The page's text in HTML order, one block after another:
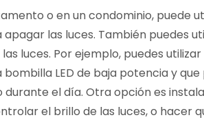
o en un condominio, puede
las luces. También puedes
luces. Por ejemplo, puedes
bombilla LED de baja potencia y
el día. Otra opción es
el brillo de las luces, o hacer